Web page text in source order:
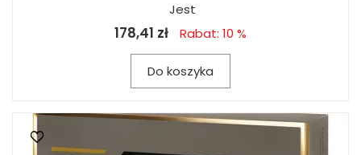
Jest
178,41 zł Rabat: 10 %
Do koszyka